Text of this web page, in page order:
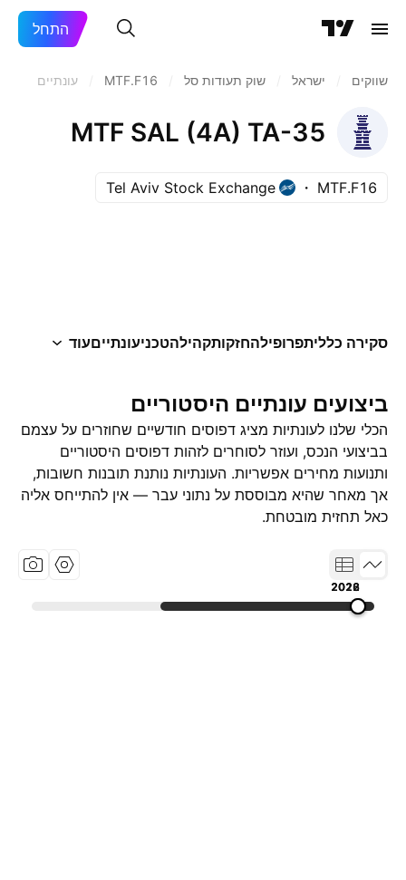
התחל
שווקים ישראל שוק תעודות סל MTF.F16 עונתיים
MTF SAL (4A) TA-35
MTF.F16
Tel Aviv Stock Exchange
סקירה כלליתפרופילהחזקותקהילהטכניעונתייםעוד
ביצועים עונתיים היסטוריים
הכלי שלנו לעונתיות מציג דפוסים חודשיים שחוזרים על עצמם
בביצועי הנכס, ועוזר לסוחרים לזהות דפוסים היסטוריים
ותנועות מחירים אפשריות. העונתיות נותנת תובנות חשובות,
אך מאחר שהיא מבוססת על נתוני עבר — אין להתייחס אליה
כאל תחזית מובטחת.
2018
2022
2026